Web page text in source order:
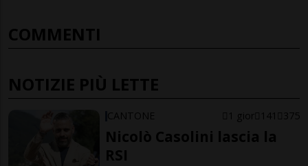
COMMENTI
NOTIZIE PIÙ LETTE
CANTONE 1 gior 141 375
Nicolò Casolini lascia la
RSI